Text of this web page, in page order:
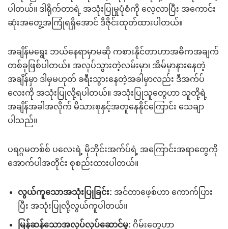
ပါတယ်။ ဒါရိုက်တာရဲ့ အသုံးပြုမှုပုံစံကို လေ့လာပြီး အကောင်း
ဆုံးအတွေ့အကြုံရရှိအောင် ဒီဇိုင်းထုတ်ထားပါတယ်။
အချိန်မရွေး ဘယ်နေရာမှာမဆို ကစားနိုင်တာဟာအဓိကအချက်
တစ်ခုဖြစ်ပါတယ်။ အလုပ်သွားတဲ့လမ်းမှာ၊ အိမ်မှာနားနေတဲ့
အချိန်မှာ ဒါမှမဟုတ် ခရီးသွားနေတဲ့အခါမှာလည်း ဒီအက်ပ်
လေးကို အသုံးပြုလို့ရပါတယ်။ အသုံးပြုသူတွေဟာ သူတို့ရဲ့
အချိန်အခါအလိုက် မိသားစုနှင့်အတူနေနိုင်ကြောင်း သေချာ
ပါသည်။
ပရဂ္ဂမတစ်စ် ပလေးရဲ့ မိုဘိုင်းအက်ပ်ရဲ့ အကြောင်းအရာတွေကို
အောက်ပါအတိုင်း စုစည်းထားပါတယ်။
လွယ်ကူသောအသုံးပြုခြင်း: အင်တာဖေ့စ်ဟာ ကောက်ပြား
ပြီး အသုံးပြုလို့လွယ်ကူပါတယ်။
မြန်ဆန်သောအလုပ်လုပ်ဆောင်မှု: ဂိမ်းတွေဟာ